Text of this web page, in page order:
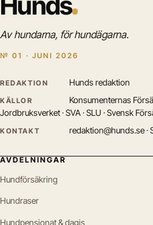
Av hundarna, för hundägarna.
№ 01 · JUNI 2026
REDAKTION Hunds redaktion
KÄLLOR
Konsumenternas
Jordbruksverket · SVA · SLU · Svensk
KONTAKT redaktion@hunds.se ·
AVDELNINGAR
Hundförsäkring
Hundraser
Hundpensionat & dagis